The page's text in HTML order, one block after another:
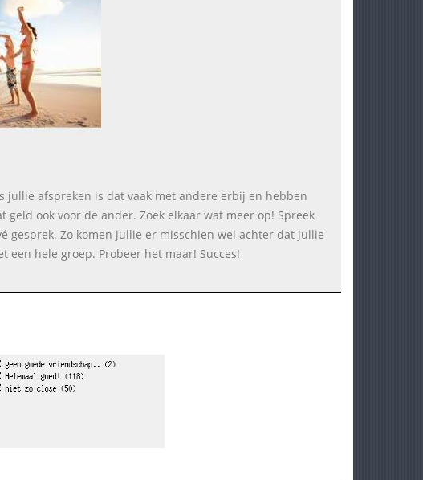
jullie afspreken is dat vaak met andere erbij en hebben
ook voor de ander. Zoek elkaar wat meer op! Spreek
gesprek. Zo komen jullie er misschien wel achter dat jullie
hele groep. Probeer het maar! Succes!